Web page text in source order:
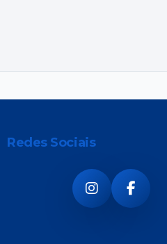
Redes Sociais